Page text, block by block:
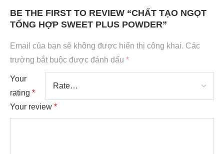
BE THE FIRST TO REVIEW “CHẤT TẠO NGỌT
TỔNG HỢP SWEET PLUS POWDER”
Email của bạn sẽ không được hiển thị công khai. Các
trường bắt buộc được đánh dấu *
Your
rating *
Your review *